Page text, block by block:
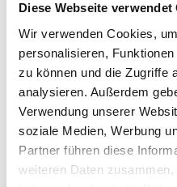
Diese Webseite verwendet
Wir verwenden Cookies,
personalisieren,
zu können und die Zugriffe
analysieren. Außerdem
Verwendung unserer
soziale Medien, Werbung
Partner führen diese
weiteren Daten
+
−